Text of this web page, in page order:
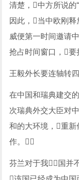
清楚，中方所说的
因此，当中欧刚
威便第一时间邀请
抢占时间窗口，要
王毅外长要连轴转
在中国和瑞典建交
次瑞典外交大臣对
和的大环境，重
作。
芬兰对于我国并